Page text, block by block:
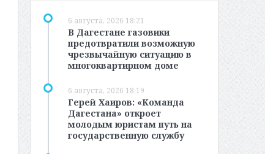
6 августа, 2026 18:21
В Дагестане газовики
предотвратили возможную
чрезвычайную ситуацию в
многоквартирном доме
6 августа, 2026 18:19
Герей Хаиров: «Команда
Дагестана» откроет
молодым юристам путь на
государственную службу